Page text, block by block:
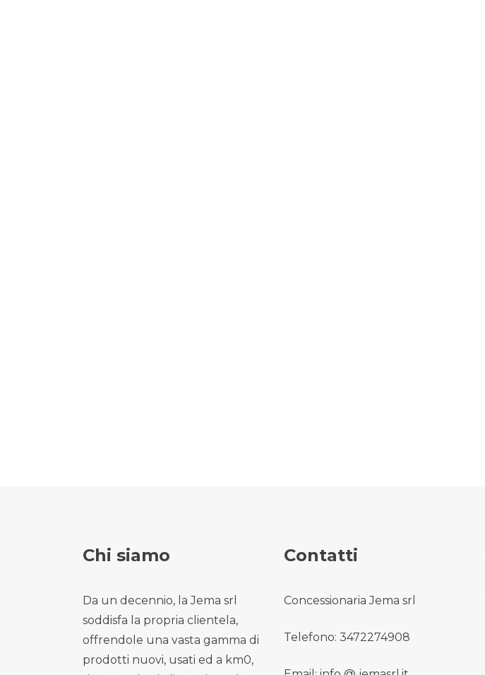
Chi siamo
Da un decennio, la Jema srl
soddisfa la propria clientela,
offrendole una vasta gamma di
prodotti nuovi, usati ed a km0,
Contatti
Concessionaria Jema srl
Telefono: 3472274908